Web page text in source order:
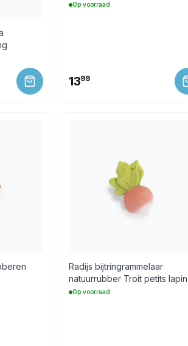
Op voorraad
1399
Radijs bijtringrammelaar
natuurrubber Troit petits
Op voorraad